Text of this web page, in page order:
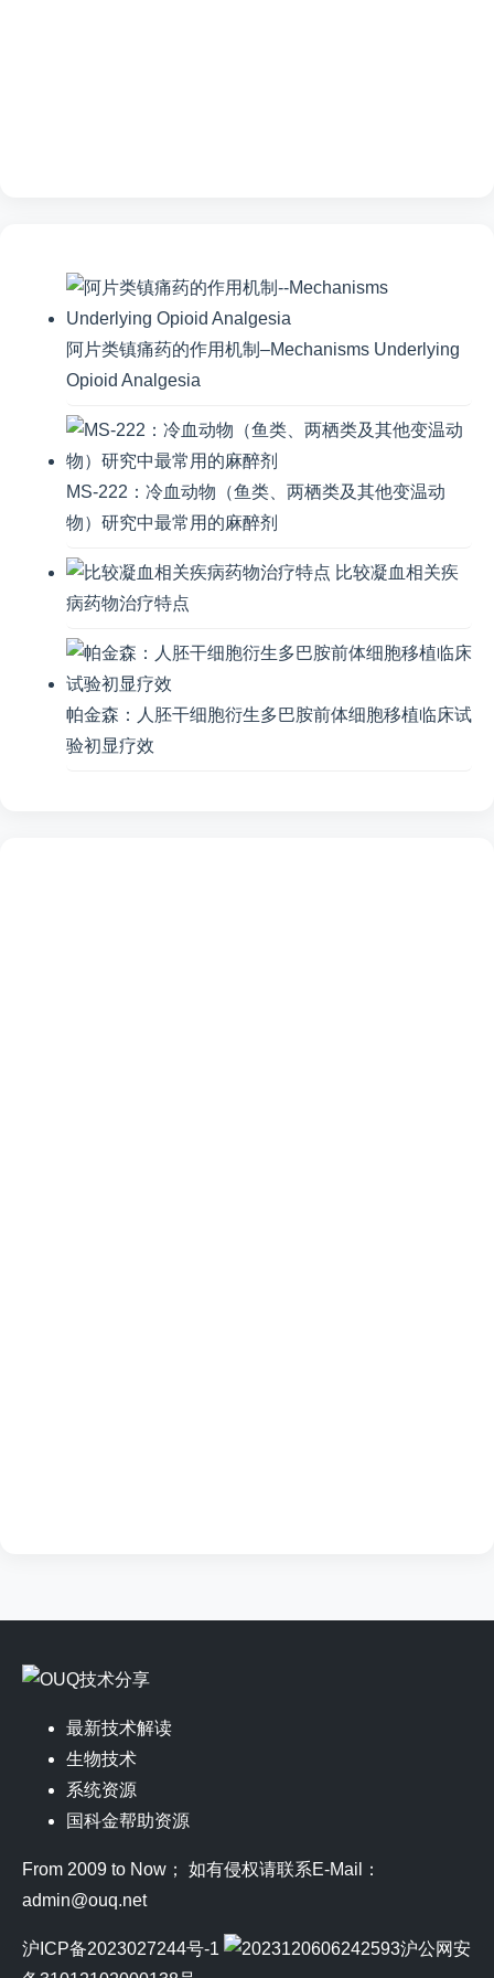
阿片类镇痛药的作用机制–Mechanisms Underlying
Opioid Analgesia
MS-222：冷血动物（鱼类、两栖类及其他变温动
物）研究中最常用的麻醉剂
比较凝血相关疾
病药物治疗特点
帕金森：人胚干细胞衍生多巴胺前体细胞移植临床试
验初显疗效
最新技术解读
生物技术
系统资源
国科金帮助资源
From 2009 to Now； 如有侵权请联系E-Mail：
admin@ouq.net
沪ICP备2023027244号-1
沪公网安